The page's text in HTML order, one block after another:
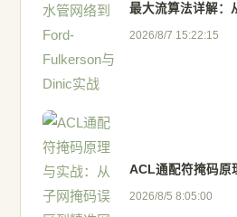
最大流算法详解
2026/8/7 15:22:15
ACL通配符掩码原
2026/8/5 8:05:00